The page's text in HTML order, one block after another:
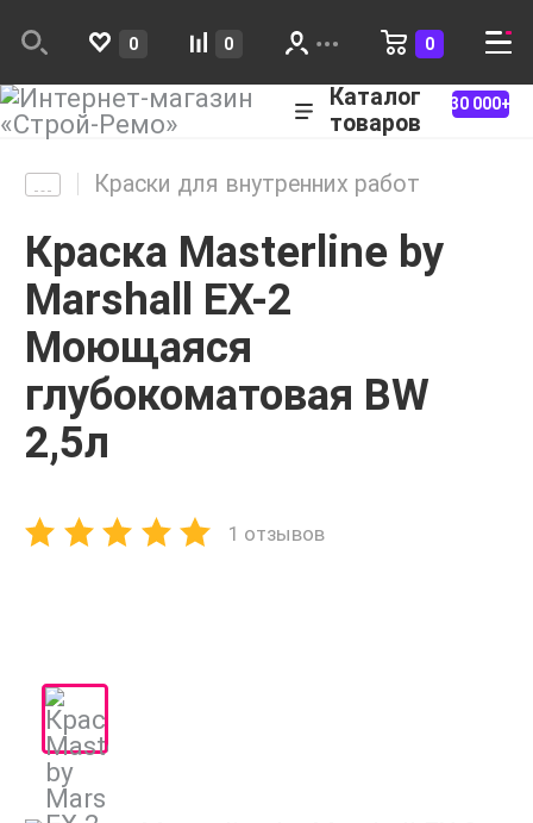
0 0 0
Каталог
товаров
30 000+
Краски для внутренних работ
Краска Masterline by
Marshall EX-2
Моющаяся
глубокоматовая BW
2,5л
1 отзывов